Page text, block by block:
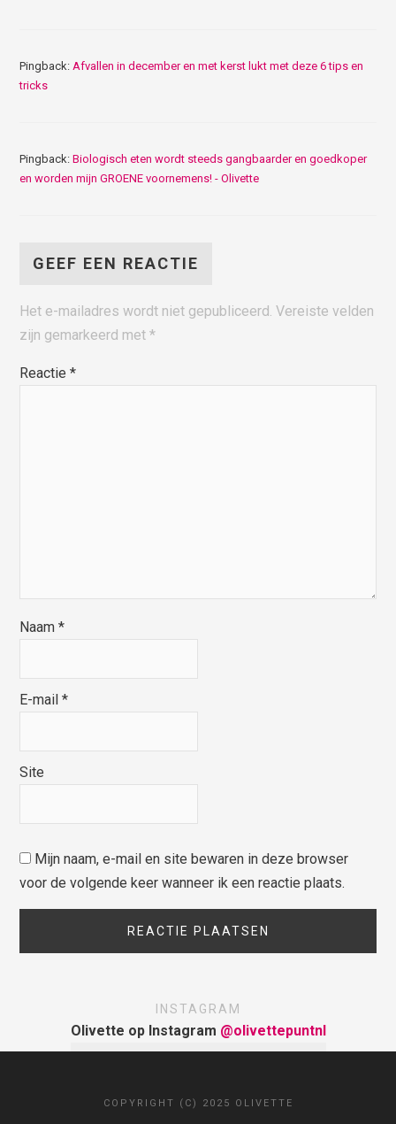
Pingback: Afvallen in december en met kerst lukt met deze 6 tips en
tricks
Pingback:Biologisch eten wordt steeds gangbaarder en goedkoper
en worden mijn GROENE voornemens! - Olivette
GEEF EEN REACTIE
Het e-mailadres wordt niet gepubliceerd. Vereiste velden
zijn gemarkeerd met*
Reactie*
Naam*
E-mail*
Site
Mijn naam, e-mail en site bewaren in deze browser
voor de volgende keer wanneer ik een reactie plaats.
INSTAGRAM
Olivette op Instagram @olivettepuntnl
COPYRIGHT (C) 2025 OLIVETTE